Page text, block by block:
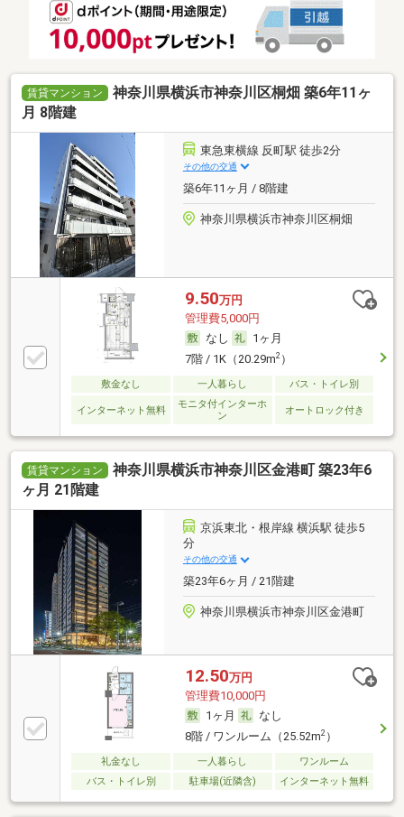
賃貸マンション
神奈川県横浜市神奈川区桐畑 築6年11ヶ
月 8階建
東急東横線 反町駅 徒歩2分
その他の交通
築6年11ヶ月 / 8階建
神奈川県横浜市神奈川区桐畑
9.50万円
管理費5,000円
なし
1ヶ月
7階 / 1K（20.29m2）
敷金なし 一人暮らし バス・トイレ別
インターネット無料
モニタ付インターホ
ン
オートロック付き
賃貸マンション
神奈川県横浜市神奈川区金港町 築23年6
ヶ月 21階建
京浜東北・根岸線 横浜駅 徒歩5
分
その他の交通
築23年6ヶ月 / 21階建
神奈川県横浜市神奈川区金港町
12.50万円
管理費10,000円
1ヶ月
なし
8階 / ワンルーム（25.52m2）
礼金なし 一人暮らし
ワンルーム
バス・トイレ別
駐車場(近隣含) インターネット無料